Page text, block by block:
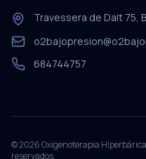
Travessera de Dalt 75,
684744757
©2026Oxigenoterapia Hiperbárica
reservados.